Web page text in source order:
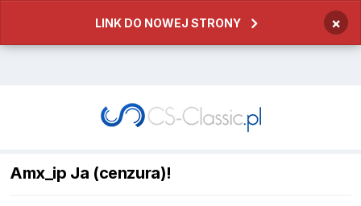
LINK DO NOWEJ STRONY ×
Amx_ip Ja (cenzura)!